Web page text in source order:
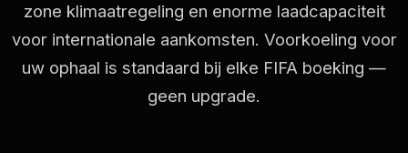
zone klimaatregeling en enorme laadcapaciteit
voor internationale aankomsten. Voorkoeling voor
uw ophaal is standaard bij elke FIFA boeking —
geen upgrade.